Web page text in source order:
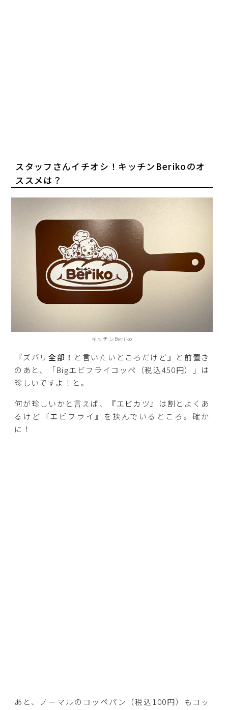
スタッフさんイチオシ！キッチンBerikoのオ
ススメは？
キッチンBeriko
『ズバリ全部！ と言いたいところだけど』と前置き
のあと、「Bigエビフライコッペ（税込450円）」は
珍しいですよ！と。
何が珍しいかと言えば、『エビカツ』は割とよくあ
るけど『エビフライ』を挟んでいるところ。確か
に！
あと、ノーマルのコッペパン（税込100円）もコッ